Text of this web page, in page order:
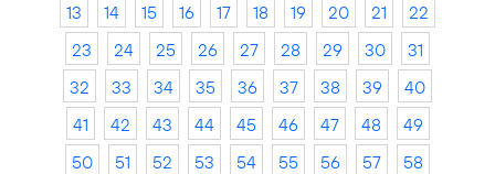
13
14 15 16 17 18 19 20 21
22
23
24 25 26 27 28 29 30
31
32
33 34 35 36 37 38 39
40
41
42 43 44 45 46 47 48
49
50
51 52 53 54 55 56 57
58